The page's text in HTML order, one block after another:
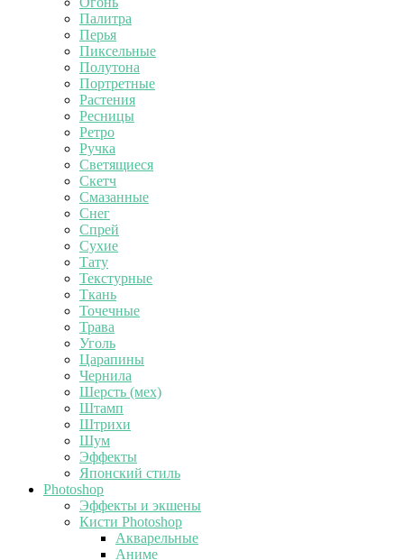
Палитра
Перья
Пиксельные
Полутона
Портретные
Растения
Ресницы
Ретро
Ручка
Светящиеся
Скетч
Смазанные
Снег
Спрей
Сухие
Тату
Текстурные
Ткань
Точечные
Трава
Уголь
Царапины
Чернила
Шерсть (мех)
Штамп
Штрихи
Шум
Эффекты
Японский стиль
Photoshop
Эффекты и экшены
Кисти Photoshop
Акварельные
Аниме